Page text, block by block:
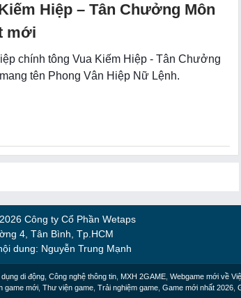
Hiệp – Tân Chưởng Môn
mới
chính tông Vua Kiếm Hiệp - Tân Chưởng
tên Phong Vân Hiệp Nữ Lệnh.
Công ty Cổ Phần Wetaps
4, Tân Bình, Tp.HCM
dung: Nguyễn Trung Mạnh
di động Công nghệ thông tin MXH 2GAME Webgame mới về
game mới Thư viện game Trải nghiệm game Game mới nhất 2026